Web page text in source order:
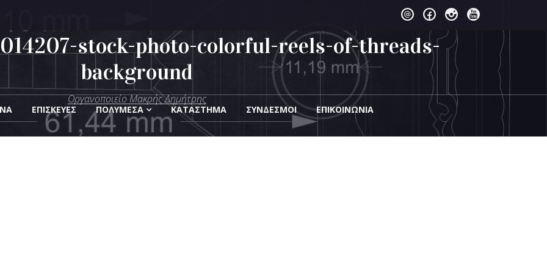
ΕΠΙΣΚΕΎΕΣ ΠΟΛΥΜΈΣΑ KΑΤΆΣΤΗΜΑ ΣΎΝΔΕΣΜΟΙ EΠΙΚΟΙΝΩΝΊΑ
stock-photo-colorful-reels-of-threads-
background
Οργανοποιείο Μακρής Δημήτρης